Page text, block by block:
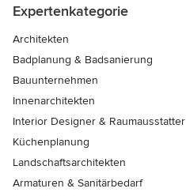
Expertenkategorie
Architekten
Badplanung & Badsanierung
Bauunternehmen
Innenarchitekten
Interior Designer & Raumausstatter
Küchenplanung
Landschaftsarchitekten
Armaturen & Sanitärbedarf